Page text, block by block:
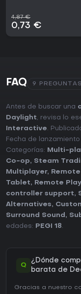
4,87 €
0,73 €
FAQ 9 PREGUNTAS
Antes de buscar una
Daylight, revisa lo
Interactive.
Fecha de lanzamiento
Categorías:
Multi-
Co-op, Steam
Multiplayer,
Tablet, Remote
controller support,
Alternatives,
Surround Sound ,
edades:
PEGI 18.
Q
¿Dónde
barata de
Gracias a nuestro